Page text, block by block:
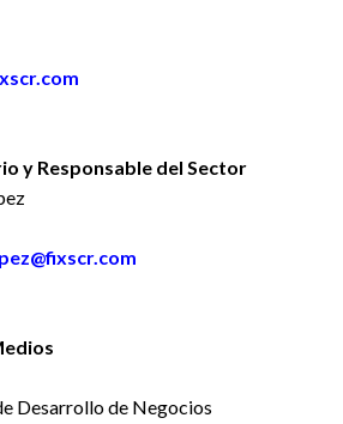
y Responsable del Sector
Desarrollo de Negocios